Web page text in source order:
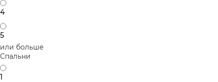
4
5
или больше
Спальни
1